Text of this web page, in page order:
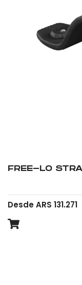
FREE-LO
Desde ARS 131.271